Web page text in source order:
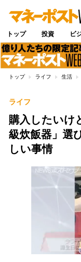
トップ 投資 ビ
トップ ライフ 生活
ライフ
購入したい
級炊飯器」選
しい事情